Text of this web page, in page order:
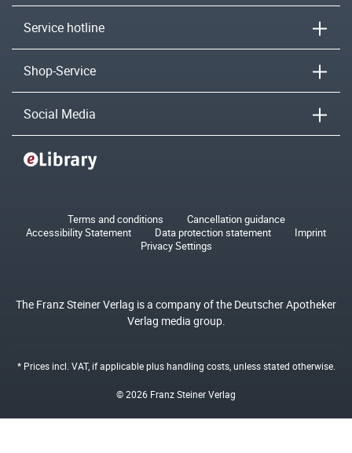
Service hotline
Shop-Service
Social Media
Terms and conditions
Cancellation guidance
Accessibility Statement
Data protection statement
Imprint
Privacy Settings
The Franz Steiner Verlag is a company of the Deutscher Apotheker
Verlag media group.
* Prices incl. VAT, if applicable plushandling costs, unless stated otherwise.
© 2026 Franz Steiner Verlag